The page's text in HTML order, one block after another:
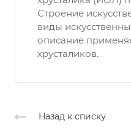
Строение
виды
описание
хрусталиков.
Назад к списку